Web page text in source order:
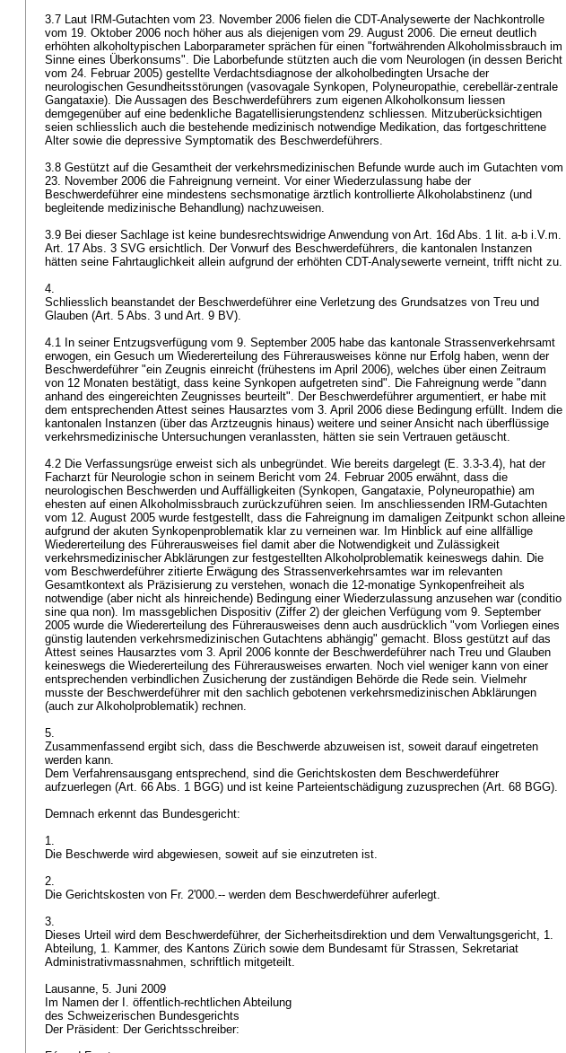
3.7 Laut IRM-Gutachten vom 23. November 2006 fielen die CDT-Analysewerte der Nachkontrolle
vom 19. Oktober 2006 noch höher aus als diejenigen vom 29. August 2006. Die erneut deutlich
erhöhten alkoholtypischen Laborparameter sprächen für einen "fortwährenden Alkoholmissbrauch im
Sinne eines Überkonsums". Die Laborbefunde stützten auch die vom Neurologen (in dessen Bericht
vom 24. Februar 2005) gestellte Verdachtsdiagnose der alkoholbedingten Ursache der
neurologischen Gesundheitsstörungen (vasovagale Synkopen, Polyneuropathie, cerebellär-zentrale
Gangataxie). Die Aussagen des Beschwerdeführers zum eigenen Alkoholkonsum liessen
demgegenüber auf eine bedenkliche Bagatellisierungstendenz schliessen. Mitzuberücksichtigen
seien schliesslich auch die bestehende medizinisch notwendige Medikation, das fortgeschrittene
Alter sowie die depressive Symptomatik des Beschwerdeführers.
3.8 Gestützt auf die Gesamtheit der verkehrsmedizinischen Befunde wurde auch im Gutachten vom
23. November 2006 die Fahreignung verneint. Vor einer Wiederzulassung habe der
Beschwerdeführer eine mindestens sechsmonatige ärztlich kontrollierte Alkoholabstinenz (und
begleitende medizinische Behandlung) nachzuweisen.
3.9 Bei dieser Sachlage ist keine bundesrechtswidrige Anwendung von Art. 16d Abs. 1 lit. a-b i.V.m.
Art. 17 Abs. 3 SVG ersichtlich. Der Vorwurf des Beschwerdeführers, die kantonalen Instanzen
hätten seine Fahrtauglichkeit allein aufgrund der erhöhten CDT-Analysewerte verneint, trifft nicht zu.
4.
Schliesslich beanstandet der Beschwerdeführer eine Verletzung des Grundsatzes von Treu und
Glauben (Art. 5 Abs. 3 und Art. 9 BV).
4.1 In seiner Entzugsverfügung vom 9. September 2005 habe das kantonale Strassenverkehrsamt
erwogen, ein Gesuch um Wiedererteilung des Führerausweises könne nur Erfolg haben, wenn der
Beschwerdeführer "ein Zeugnis einreicht (frühestens im April 2006), welches über einen Zeitraum
von 12 Monaten bestätigt, dass keine Synkopen aufgetreten sind". Die Fahreignung werde "dann
anhand des eingereichten Zeugnisses beurteilt". Der Beschwerdeführer argumentiert, er habe mit
dem entsprechenden Attest seines Hausarztes vom 3. April 2006 diese Bedingung erfüllt. Indem die
kantonalen Instanzen (über das Arztzeugnis hinaus) weitere und seiner Ansicht nach überflüssige
verkehrsmedizinische Untersuchungen veranlassten, hätten sie sein Vertrauen getäuscht.
4.2 Die Verfassungsrüge erweist sich als unbegründet. Wie bereits dargelegt (E. 3.3-3.4), hat der
Facharzt für Neurologie schon in seinem Bericht vom 24. Februar 2005 erwähnt, dass die
neurologischen Beschwerden und Auffälligkeiten (Synkopen, Gangataxie, Polyneuropathie) am
ehesten auf einen Alkoholmissbrauch zurückzuführen seien. Im anschliessenden IRM-Gutachten
vom 12. August 2005 wurde festgestellt, dass die Fahreignung im damaligen Zeitpunkt schon alleine
aufgrund der akuten Synkopenproblematik klar zu verneinen war. Im Hinblick auf eine allfällige
Wiedererteilung des Führerausweises fiel damit aber die Notwendigkeit und Zulässigkeit
verkehrsmedizinischer Abklärungen zur festgestellten Alkoholproblematik keineswegs dahin. Die
vom Beschwerdeführer zitierte Erwägung des Strassenverkehrsamtes war im relevanten
Gesamtkontext als Präzisierung zu verstehen, wonach die 12-monatige Synkopenfreiheit als
notwendige (aber nicht als hinreichende) Bedingung einer Wiederzulassung anzusehen war (conditio
sine qua non). Im massgeblichen Dispositiv (Ziffer 2) der gleichen Verfügung vom 9. September
2005 wurde die Wiedererteilung des Führerausweises denn auch ausdrücklich "vom Vorliegen eines
günstig lautenden verkehrsmedizinischen Gutachtens abhängig" gemacht. Bloss gestützt auf das
Attest seines Hausarztes vom 3. April 2006 konnte der Beschwerdeführer nach Treu und Glauben
keineswegs die Wiedererteilung des Führerausweises erwarten. Noch viel weniger kann von einer
entsprechenden verbindlichen Zusicherung der zuständigen Behörde die Rede sein. Vielmehr
musste der Beschwerdeführer mit den sachlich gebotenen verkehrsmedizinischen Abklärungen
(auch zur Alkoholproblematik) rechnen.
5.
Zusammenfassend ergibt sich, dass die Beschwerde abzuweisen ist, soweit darauf eingetreten
werden kann.
Dem Verfahrensausgang entsprechend, sind die Gerichtskosten dem Beschwerdeführer
aufzuerlegen (Art. 66 Abs. 1 BGG) und ist keine Parteientschädigung zuzusprechen (Art. 68 BGG).
Demnach erkennt das Bundesgericht:
1.
Die Beschwerde wird abgewiesen, soweit auf sie einzutreten ist.
2.
Die Gerichtskosten von Fr. 2'000.-- werden dem Beschwerdeführer auferlegt.
3.
Dieses Urteil wird dem Beschwerdeführer, der Sicherheitsdirektion und dem Verwaltungsgericht, 1.
Abteilung, 1. Kammer, des Kantons Zürich sowie dem Bundesamt für Strassen, Sekretariat
Administrativmassnahmen, schriftlich mitgeteilt.
Lausanne, 5. Juni 2009
Im Namen der I. öffentlich-rechtlichen Abteilung
des Schweizerischen Bundesgerichts
Der Präsident: Der Gerichtsschreiber: